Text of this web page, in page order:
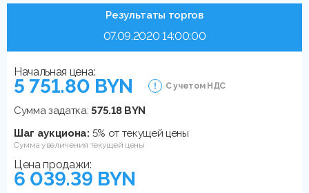
Результаты торгов
07.09.2020 14:00:00
Начальная цена:
5 751.80 BYN С учетом НДС
Сумма задатка:575.18 BYN
Шаг аукциона: 5% от текущей цены
Сумма увеличения текущей цены
Цена продажи:
6 039.39 BYN